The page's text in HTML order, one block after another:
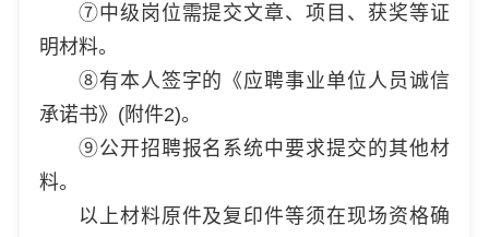
⑦中级岗位需提交文章、项目、获奖等证
明材料。
⑧有本人签字的《应聘事业单位人员诚信
承诺书》(附件2)。
⑨公开招聘报名系统中要求提交的其他材
料。
以上材料原件及复印件等须在现场资格确